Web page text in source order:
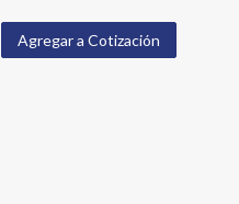
Agregar a Cotización